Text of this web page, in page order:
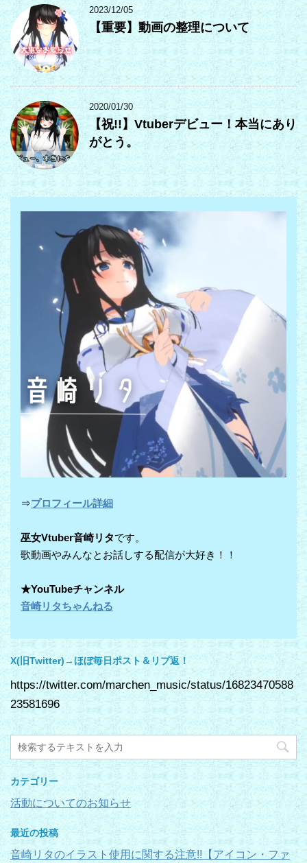
2023/12/05
【重要】動画の整理について
2020/01/30
【祝!!】Vtuberデビュー！本当にあり
がとう。
⇒プロフィール詳細
巫女Vtuber音崎リタです。
歌動画やみんなとお話しする配信が大好き！！
★YouTubeチャンネル
音崎リタちゃんねる
X(旧Twitter)→ほぼ毎日ポスト＆リプ返！
https://twitter.com/marchen_music/status/16823470588
23581696
カテゴリー
活動についてのお知らせ
最近の投稿
音崎リタのイラスト使用に関する注意!!【アイコン・ファ